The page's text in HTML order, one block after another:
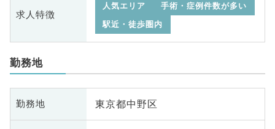
求人特徴
人気エリア
手術・症例件数が多い
駅近・徒歩圏内
勤務地
勤務地 東京都中野区